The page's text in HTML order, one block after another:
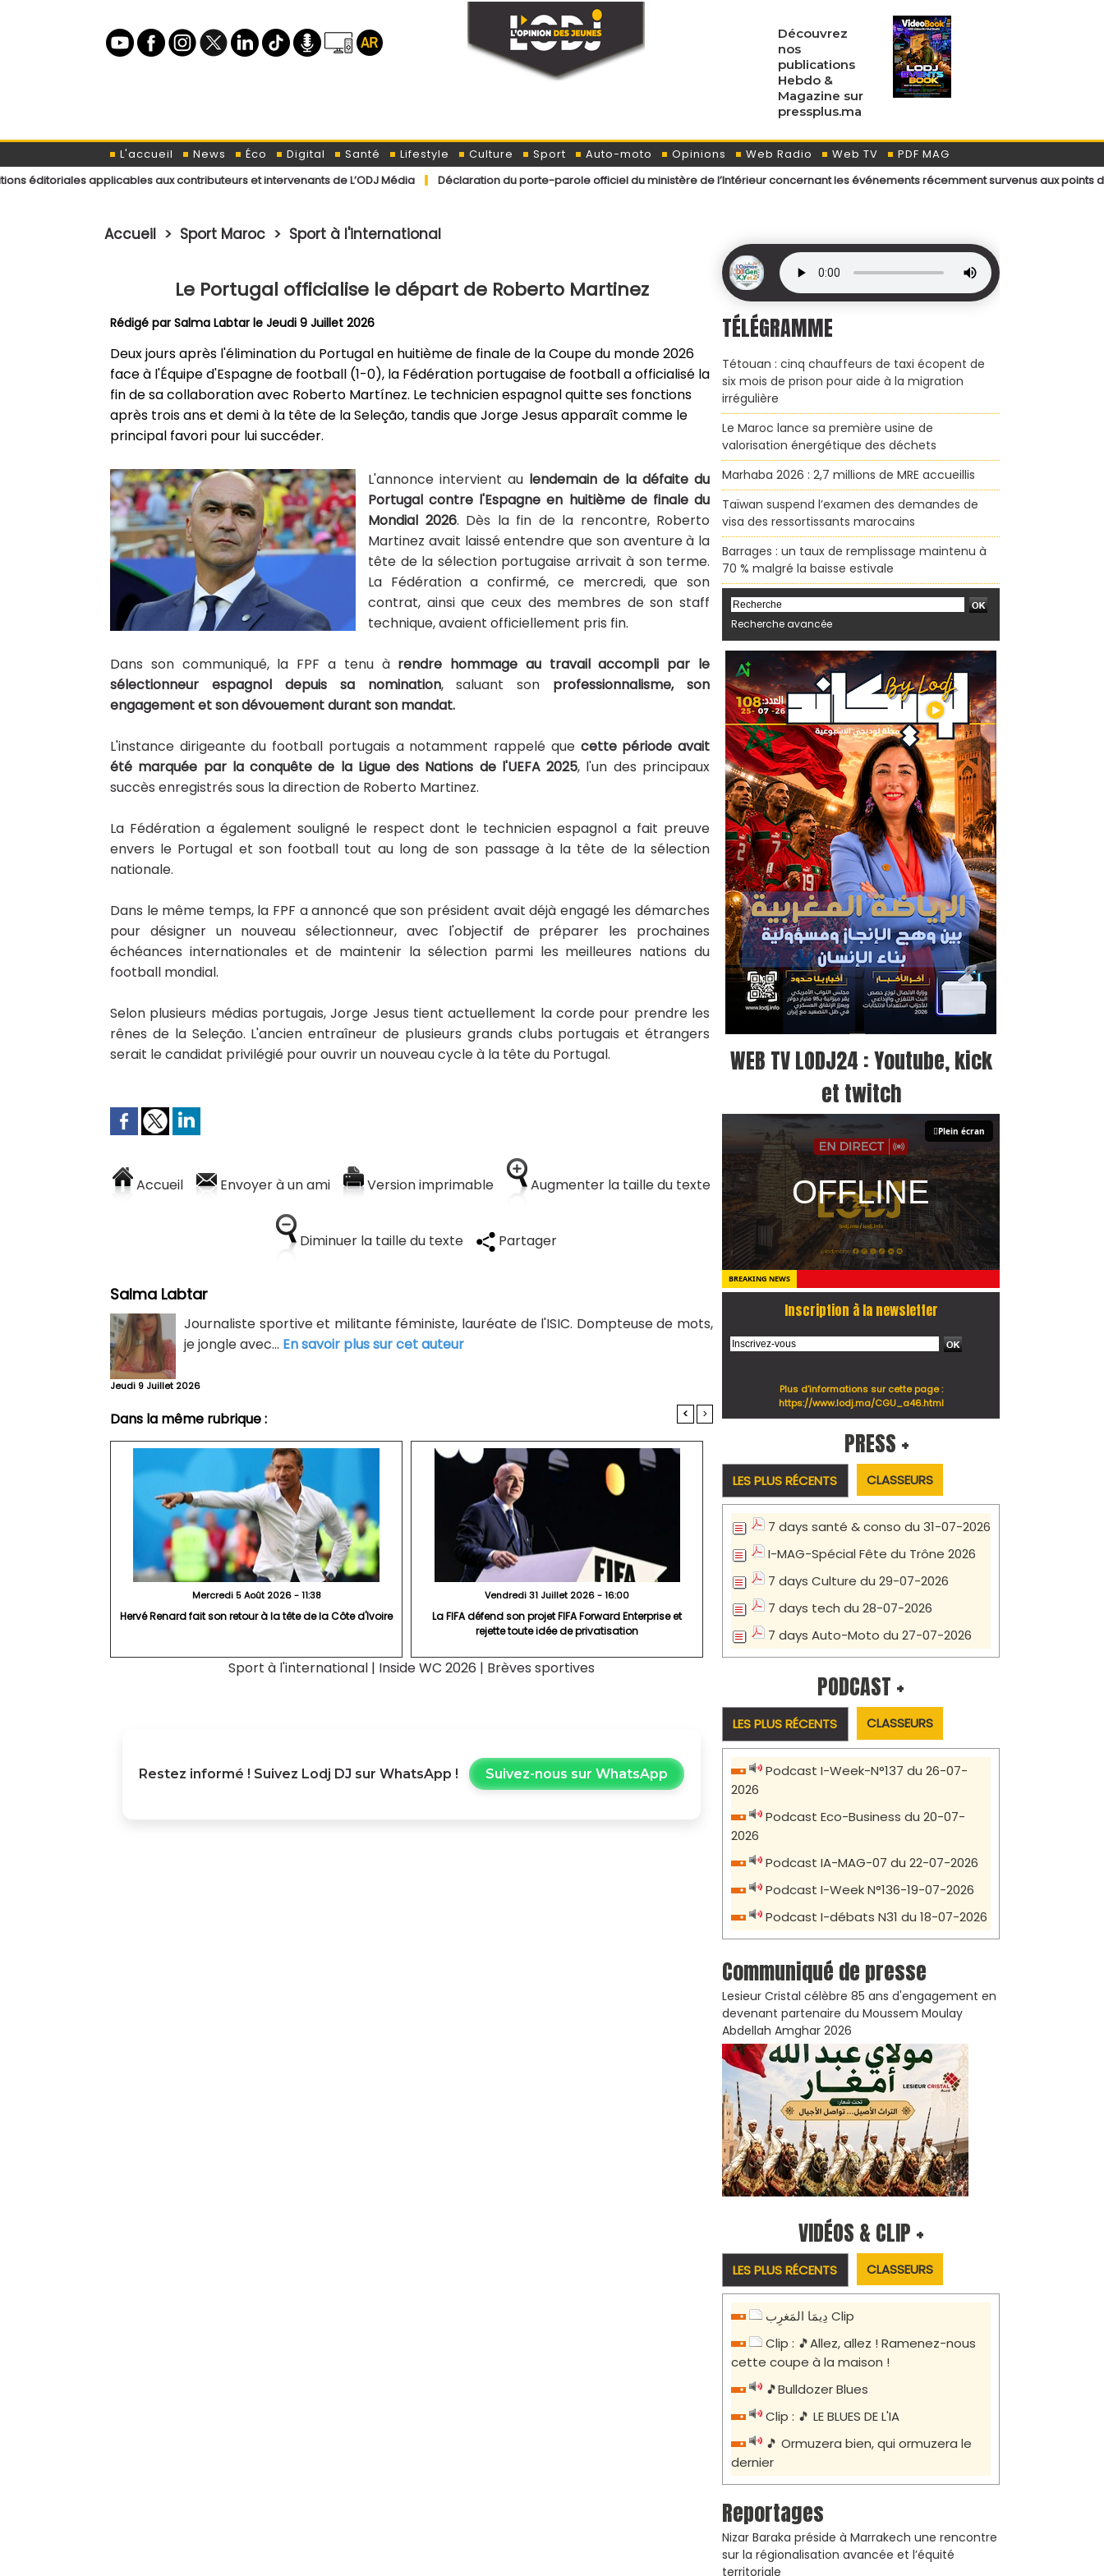
Découvrez
nos
publications
Hebdo &
Magazine sur
pressplus.ma
L'accueil News Éco Digital Santé Lifestyle Culture Sport Auto-moto Opinions Web Radio Web TV
PDF MAG
aux contributeurs et intervenants de L’ODJ Média
Déclaration du porte-parole officiel du ministère de l’Intérieur concernant les événements récemment survenus aux points de passage
Accueil > Sport Maroc > Sport à l'international
Le Portugal officialise le départ de Roberto Martinez
Rédigé parSalma Labtarle Jeudi 9 Juillet 2026
Deux jours après l'élimination du Portugal en huitième de finale de la Coupe du monde 2026
face à l'Équipe d'Espagne de football (1-0), la Fédération portugaise de football a officialisé la
fin de sa collaboration avec Roberto Martínez. Le technicien espagnol quitte ses fonctions
après trois ans et demi à la tête de la Seleção, tandis que Jorge Jesus apparaît comme le
principal favori pour lui succéder.
L'annonce intervient au lendemain de la défaite du
Portugal contre l'Espagne en huitième de finale du
Mondial 2026. Dès la fin de la rencontre, Roberto
Martinez avait laissé entendre que son aventure à la
tête de la sélection portugaise arrivait à son terme.
La Fédération a confirmé, ce mercredi, que son
contrat, ainsi que ceux des membres de son staff
technique, avaient officiellement pris fin.
Dans son communiqué, la FPF a tenu à rendre hommage au travail accompli par le
sélectionneur espagnol depuis sa nomination, saluant son professionnalisme, son
engagement et son dévouement durant son mandat.
L'instance dirigeante du football portugais a notamment rappelé que cette période avait
été marquée par la conquête de la Ligue des Nations de l'UEFA 2025, l'un des principaux
succès enregistrés sous la direction de Roberto Martinez.
La Fédération a également souligné le respect dont le technicien espagnol a fait preuve
envers le Portugal et son football tout au long de son passage à la tête de la sélection
nationale.
Dans le même temps, la FPF a annoncé que son président avait déjà engagé les démarches
pour désigner un nouveau sélectionneur, avec l'objectif de préparer les prochaines
échéances internationales et de maintenir la sélection parmi les meilleures nations du
football mondial.
Selon plusieurs médias portugais, Jorge Jesus tient actuellement la corde pour prendre les
rênes de la Seleção. L'ancien entraîneur de plusieurs grands clubs portugais et étrangers
serait le candidat privilégié pour ouvrir un nouveau cycle à la tête du Portugal.
Accueil Envoyer à un ami Version imprimable Augmenter la taille du texte
Diminuer la taille du texte Partager
Salma Labtar
Journaliste sportive et militante féministe, lauréate de l'ISIC. Dompteuse de mots,
je jongle avec... En savoir plus sur cet auteur
Jeudi 9 Juillet 2026
Dans la même rubrique : < >
Mercredi 5 Août 2026 - 11:38
Hervé Renard fait son retour à la tête de la Côte d'Ivoire
Vendredi 31 Juillet 2026 - 16:00
La FIFA défend son projet FIFA Forward Enterprise et
rejette toute idée de privatisation
Sport à l'international | Inside WC 2026 | Brèves sportives
Restez informé ! Suivez Lodj DJ sur WhatsApp ! Suivez-nous sur WhatsApp
TÉLÉGRAMME
Tétouan : cinq chauffeurs de taxi écopent de
six mois de prison pour aide à la migration
irrégulière
Le Maroc lance sa première usine de
valorisation énergétique des déchets
Marhaba 2026 : 2,7 millions de MRE accueillis
Taïwan suspend l’examen des demandes de
visa des ressortissants marocains
Barrages : un taux de remplissage maintenu à
70 % malgré la baisse estivale
Recherche avancée
WEB TV LODJ24 : Youtube, kick
et twitch
Plein écran
BREAKING NEWS
Inscription à la newsletter
Plus d'informations sur cette page :
https://www.lodj.ma/CGU_a46.html
PRESS +
LES PLUS RÉCENTS CLASSEURS
7 days santé & conso du 31-07-2026
I-MAG-Spécial Fête du Trône 2026
7 days Culture du 29-07-2026
7 days tech du 28-07-2026
7 days Auto-Moto du 27-07-2026
PODCAST +
LES PLUS RÉCENTS CLASSEURS
Podcast I-Week-N°137 du 26-07-
2026
Podcast Eco-Business du 20-07-
2026
Podcast IA-MAG-07 du 22-07-2026
Podcast I-Week N°136-19-07-2026
Podcast I-débats N31 du 18-07-2026
Communiqué de presse
Lesieur Cristal célèbre 85 ans d'engagement en
devenant partenaire du Moussem Moulay
Abdellah Amghar 2026
VIDÉOS & CLIP +
LES PLUS RÉCENTS CLASSEURS
دِيمَا المَغرِب Clip
Clip : 🎵Allez, allez ! Ramenez-nous
cette coupe à la maison !
🎵Bulldozer Blues
Clip : 🎵 LE BLUES DE L'IA
🎵 Ormuzera bien, qui ormuzera le
dernier
Reportages
Nizar Baraka préside à Marrakech une rencontre
sur la régionalisation avancée et l’équité
territoriale